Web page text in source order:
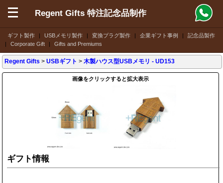
ギフト製作 | USBメモリ製作 | 変換プラグ製作 | 企業ギフト事例 |
記念品製作
|
Corporate Gift | Gifts and Premiums
Regent Gifts 特注記念品制作
Regent Gifts >USBギフト >木製ハウス型USBメモリ - UD153
画像をクリックすると拡大表示
ギフト情報